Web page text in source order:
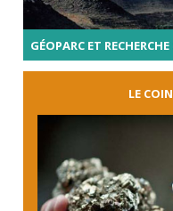
GÉOPARC ET
LE